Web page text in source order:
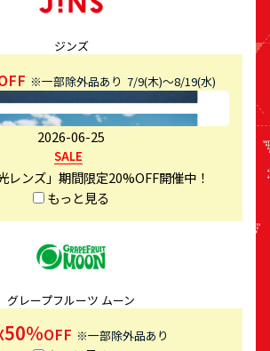
ジンズ
※一部除外品あり 7/9(木)～8/19(水)
2026-06-25
SALE
レンズ」期間限定20%OFF開催中！
もっと見る
グレープフルーツ ムーン
50％OFF ※一部除外品あり